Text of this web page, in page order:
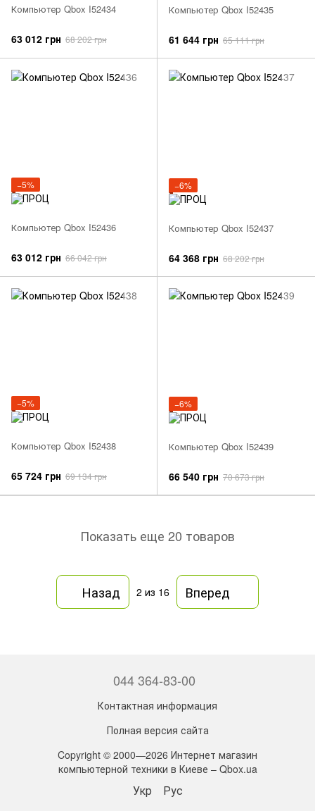
Компьютер Qbox I52434
63 012 грн 68 202 грн
Компьютер Qbox I52435
61 644 грн 65 111 грн
−5%
Компьютер Qbox I52436
63 012 грн 66 042 грн
−6%
Компьютер Qbox I52437
64 368 грн 68 202 грн
−5%
Компьютер Qbox I52438
65 724 грн 69 134 грн
−6%
Компьютер Qbox I52439
66 540 грн 70 673 грн
Показать еще 20 товаров
Назад 2 из 16 Вперед
044 364-83-00
Контактная информация
Полная версия сайта
Copyright © 2000—2026 Интернет магазин
компьютерной техники в Киеве – Qbox.ua
Укр Рус